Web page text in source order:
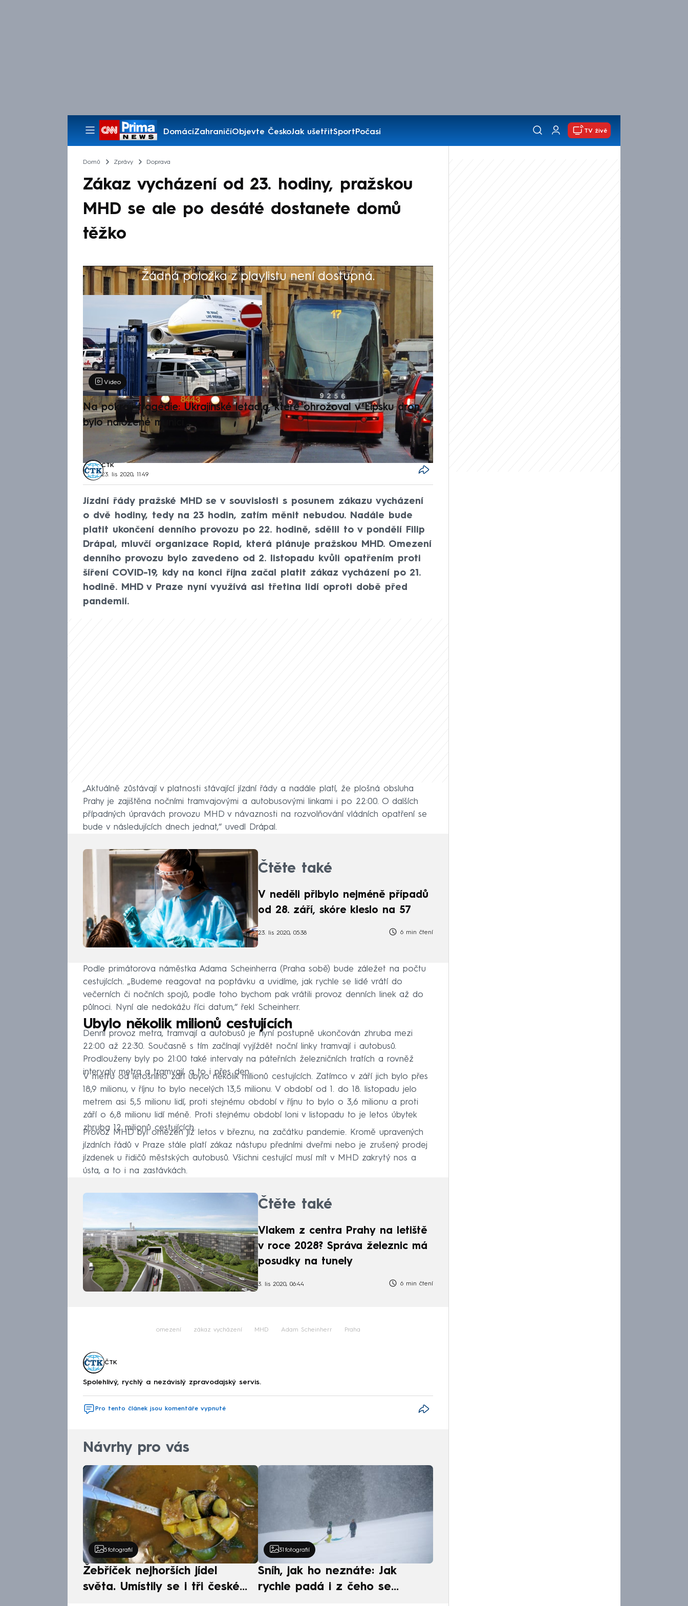
DomácíZahraničíObjevte ČeskoJak ušetřitSportPočasí
Pořady
TV živě
Domů Zprávy Doprava
Zákaz vycházení od 23. hodiny, pražskou
MHD se ale po desáté dostanete domů
těžko
Žádná položka z playlistu není dostupná.
Výběr redakce
Video
Na pokraji tragédie: Ukrajinské letadlo, které ohrožoval v Lipsku dron,
bylo naložené municí
ČTK
23. lis 2020, 11:49
Jízdní řády pražské MHD se v souvislosti s posunem zákazu vycházení
o dvě hodiny, tedy na 23 hodin, zatím měnit nebudou. Nadále bude
platit ukončení denního provozu po 22. hodině, sdělil to v pondělí Filip
Drápal, mluvčí organizace Ropid, která plánuje pražskou MHD. Omezení
denního provozu bylo zavedeno od 2. listopadu kvůli opatřením proti
šíření COVID-19, kdy na konci října začal platit zákaz vycházení po 21.
hodině. MHD v Praze nyní využívá asi třetina lidí oproti době před
pandemií.
„Aktuálně zůstávají v platnosti stávající jízdní řády a nadále platí, že plošná obsluha
Prahy je zajištěna nočními tramvajovými a autobusovými linkami i po 22:00. O dalších
případných úpravách provozu MHD v návaznosti na rozvolňování vládních opatření se
bude v následujících dnech jednat,“ uvedl Drápal.
Čtěte také
V neděli přibylo nejméně případů
od 28. září, skóre kleslo na 57
23. lis 2020, 05:38 6 min čtení
Podle primátorova náměstka Adama Scheinherra (Praha sobě) bude záležet na počtu
cestujících. „Budeme reagovat na poptávku a uvidíme, jak rychle se lidé vrátí do
večerních či nočních spojů, podle toho bychom pak vrátili provoz denních linek až do
půlnoci. Nyní ale nedokážu říci datum,“ řekl Scheinherr.
Ubylo několik milionů cestujících
Denní provoz metra, tramvají a autobusů je nyní postupně ukončován zhruba mezi
22:00 až 22:30. Současně s tím začínají vyjíždět noční linky tramvají i autobusů.
Prodlouženy byly po 21:00 také intervaly na páteřních železničních tratích a rovněž
intervaly metra a tramvají, a to i přes den.
V metru od letošního září ubylo několik milionů cestujících. Zatímco v září jich bylo přes
18,9 milionu, v říjnu to bylo necelých 13,5 milionu. V období od 1. do 18. listopadu jelo
metrem asi 5,5 milionu lidí, proti stejnému období v říjnu to bylo o 3,6 milionu a proti
září o 6,8 milionu lidí méně. Proti stejnému období loni v listopadu to je letos úbytek
zhruba 12 milionů cestujících.
Provoz MHD byl omezen již letos v březnu, na začátku pandemie. Kromě upravených
jízdních řádů v Praze stále platí zákaz nástupu předními dveřmi nebo je zrušený prodej
jízdenek u řidičů městských autobusů. Všichni cestující musí mít v MHD zakrytý nos a
ústa, a to i na zastávkách.
Čtěte také
Vlakem z centra Prahy na letiště
v roce 2028? Správa železnic má
posudky na tunely
3. lis 2020, 06:44 6 min čtení
omezení zákaz vycházení MHD Adam Scheinherr Praha
ČTK
Spolehlivý, rychlý a nezávislý zpravodajský servis.
Pro tento článek jsou komentáře vypnuté
Návrhy pro vás
5 fotografií
Žebříček nejhorších jídel
světa. Umístily se i tři české
31 fotografií
Sníh, jak ho neznáte: Jak
rychle padá i z čeho se